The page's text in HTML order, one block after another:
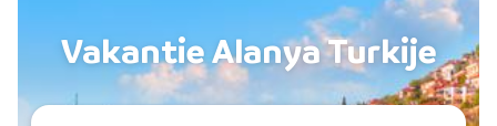
Vakantie Alanya Turkije